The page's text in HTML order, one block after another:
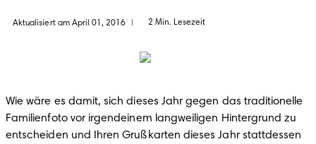
Aktualisiert am April 01, 2016 2 Min. Lesezeit
Wie wäre es damit, sich dieses Jahr gegen das traditionelle
Familienfoto vor irgendeinem langweiligen Hintergrund zu
entscheiden und Ihren Grußkarten dieses Jahr stattdessen